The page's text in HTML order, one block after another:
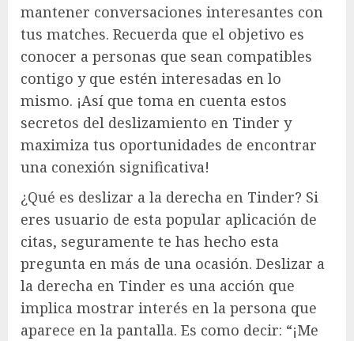
mantener conversaciones interesantes con
tus matches. Recuerda que el objetivo es
conocer a personas que sean compatibles
contigo y que estén interesadas en lo
mismo. ¡Así que toma en cuenta estos
secretos del deslizamiento en Tinder y
maximiza tus oportunidades de encontrar
una conexión significativa!
¿Qué es deslizar a la derecha en Tinder? Si
eres usuario de esta popular aplicación de
citas, seguramente te has hecho esta
pregunta en más de una ocasión. Deslizar a
la derecha en Tinder es una acción que
implica mostrar interés en la persona que
aparece en la pantalla. Es como decir: “¡Me